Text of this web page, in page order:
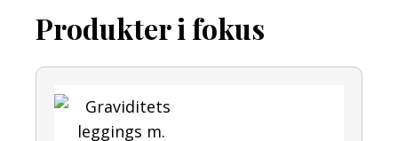
Produkter i fokus